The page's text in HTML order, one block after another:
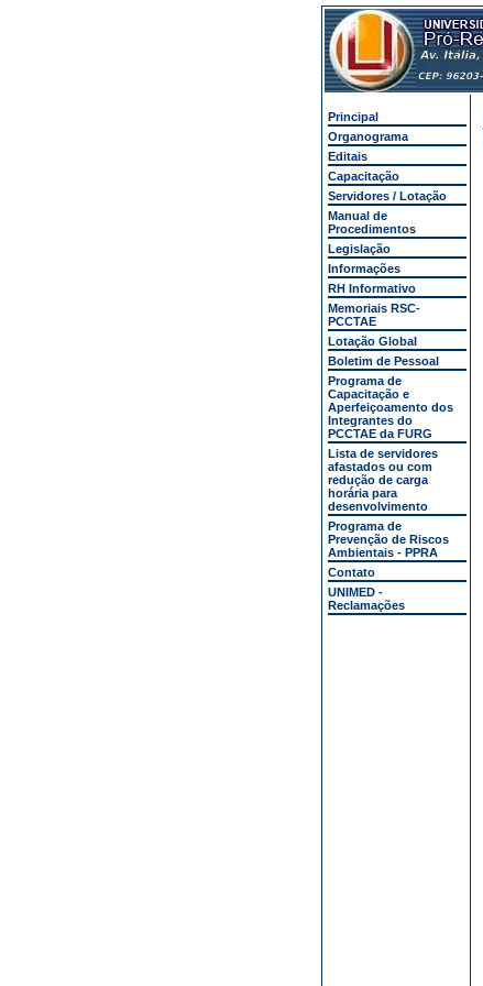
Principal
Organograma
Editais
Capacitação
Servidores / Lotação
Manual de
Procedimentos
Legislação
Informações
RH Informativo
Memoriais RSC-
PCCTAE
Lotação Global
Boletim de Pessoal
Programa de
Capacitação e
Aperfeiçoamento dos
Integrantes do
PCCTAE da FURG
Lista de servidores
afastados ou com
redução de carga
horária para
desenvolvimento
Programa de
Prevenção de Riscos
Ambientais - PPRA
Contato
UNIMED -
Reclamações